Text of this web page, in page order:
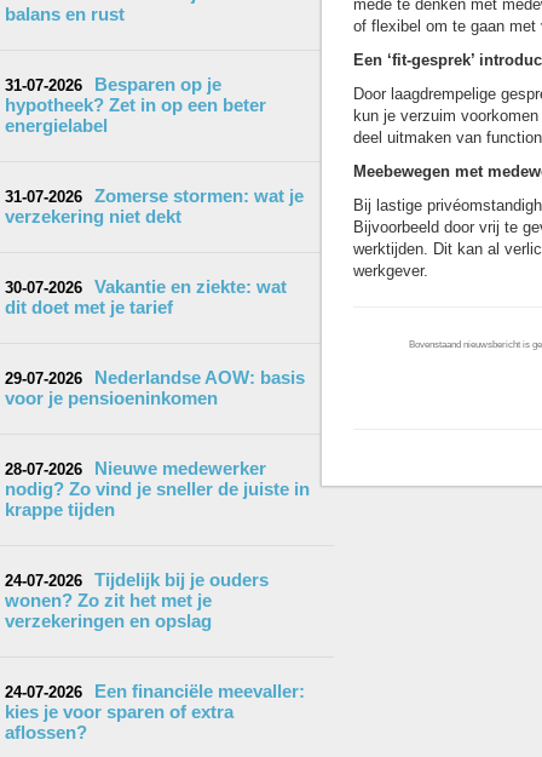
balans en rust
31-07-2026
Besparen op je
hypotheek? Zet in op een beter
energielabel
31-07-2026
Zomerse stormen: wat je
verzekering niet dekt
30-07-2026
Vakantie en ziekte: wat
dit doet met je tarief
29-07-2026
Nederlandse AOW: basis
voor je pensioeninkomen
28-07-2026
Nieuwe medewerker
nodig? Zo vind je sneller de juiste in
krappe tijden
24-07-2026
Tijdelijk bij je ouders
wonen? Zo zit het met je
verzekeringen en opslag
24-07-2026
Een financiële meevaller:
kies je voor sparen of extra
aflossen?
mede te denken met
of flexibel om te gaan met
Een ‘fit-gesprek’
Door laagdrempelige
kun je verzuim
deel uitmaken van
Meebewegen met
Bij lastige
Bijvoorbeeld door vrij te
werktijden. Dit kan al
werkgever.
Bovenstaand nieuwsbericht is